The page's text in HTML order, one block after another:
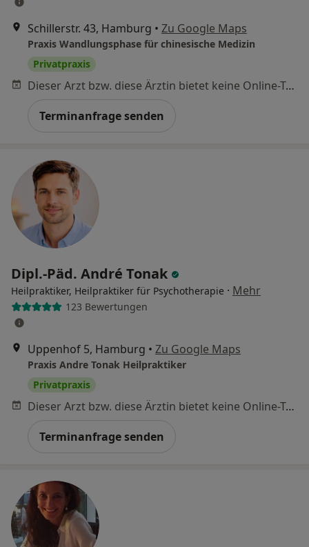
Schillerstr. 43, Hamburg • Zu Google Maps
Praxis Wandlungsphase für chinesische Medizin
Privatpraxis
Dieser Arzt bzw. diese Ärztin bietet keine Online-Terminbuchung an diesem Standort an.
Terminanfrage senden
Dipl.-Päd. André Tonak
Heilpraktiker, Heilpraktiker für Psychotherapie · Mehr
123 Bewertungen
Uppenhof 5, Hamburg • Zu Google Maps
Praxis Andre Tonak Heilpraktiker
Privatpraxis
Dieser Arzt bzw. diese Ärztin bietet keine Online-Terminbuchung an diesem Standort an.
Terminanfrage senden